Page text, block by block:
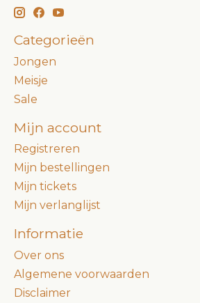
Categorieën
Jongen
Meisje
Sale
Mijn account
Registreren
Mijn bestellingen
Mijn tickets
Mijn verlanglijst
Informatie
Over ons
Algemene voorwaarden
Disclaimer